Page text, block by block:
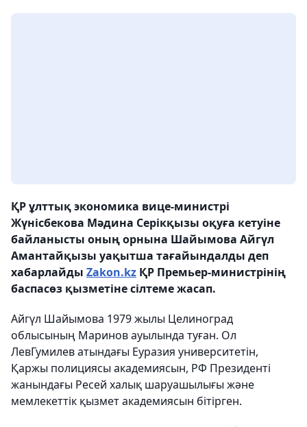
ҚРұлттық экономика вице-министрі
Жүнісбекова Мәдина Серікқызы оқуға кетуіне
байланысты оның орнына Шайымова Айгүл
Амантайқызы уақытша тағайындалды деп
хабарлайды Zakon.kz ҚР Премьер-министрінің
баспасөз қызметіне сілтеме жасап.
Айгүл Шайымова 1979 жылы Целиноград
облысының Маринов ауылында туған. Ол
ЛевГумилев атындағы Еуразия университетін,
Қаржы полициясы академиясын, РФ Президенті
жанындағы Ресей халық шаруашылығы және
мемлекеттік қызмет академиясын бітірген.